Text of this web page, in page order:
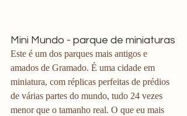
Mini Mundo - parque de miniaturas
Este é um dos parques mais antigos e
amados de Gramado. É uma cidade em
miniatura, com réplicas perfeitas de prédios
de várias partes do mundo, tudo 24 vezes
menor que o tamanho real. O que eu mais